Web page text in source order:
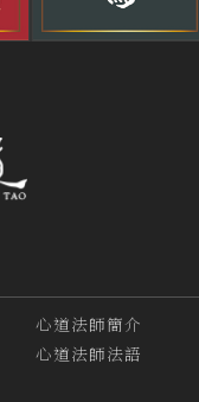
心道法師簡介
心道法師法語